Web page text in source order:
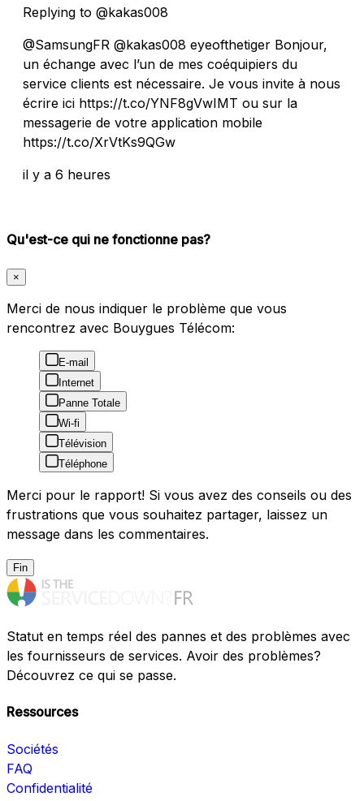
Replying to @kakas008
@SamsungFR @kakas008 eyeofthetiger Bonjour,
un échange avec l’un de mes coéquipiers du
service clients est nécessaire. Je vous invite à nous
écrire ici https://t.co/YNF8gVwIMT ou sur la
messagerie de votre application mobile
https://t.co/XrVtKs9QGw
il y a 6 heures
Qu'est-ce qui ne fonctionne pas?
×
Merci de nous indiquer le problème que vous
rencontrez avec Bouygues Télécom:
E-mail
Internet
Panne Totale
Wi-fi
Télévision
Téléphone
Merci pour le rapport! Si vous avez des conseils ou des
frustrations que vous souhaitez partager, laissez un
message dans les commentaires.
Fin
Statut en temps réel des pannes et des problèmes avec
les fournisseurs de services. Avoir des problèmes?
Découvrez ce qui se passe.
Ressources
Sociétés
FAQ
Confidentialité